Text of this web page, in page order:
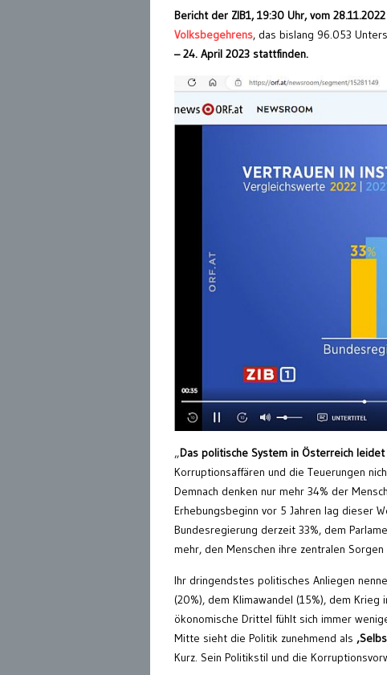
Bericht der ZIB1, 19:30 Uhr, vom 28.11.2022
Volksbegehrens, das bislang 96.053
– 24. April 2023 stattfinden.
„Das politische System in Österreich
Korruptionsaffären und die Teuerungen
Demnach denken nur mehr 34% der
Erhebungsbeginn vor 5 Jahren lag dieser
Bundesregierung derzeit 33%, dem
mehr, den Menschen ihre zentralen Sorgen
Ihr dringendstes politisches Anliegen
(20%), dem Klimawandel (15%), dem
ökonomische Drittel fühlt sich immer
Mitte sieht die Politik zunehmend als
Kurz. Sein Politikstil und die